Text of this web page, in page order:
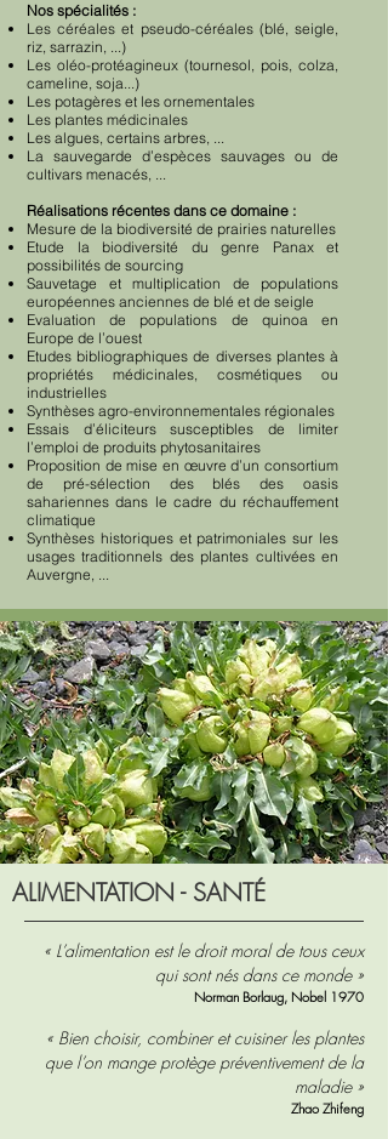
Nos spécialités :
Les céréales et pseudo-céréales (blé, seigle,
riz, sarrazin, ...)
Les oléo-protéagineux (tournesol, pois, colza,
cameline, soja...)
Les potagères et les ornementales
Les plantes médicinales
Les algues, certains arbres, ...
La sauvegarde d’espèces sauvages ou de
cultivars menacés, ...
Réalisations récentes dans ce domaine :
Mesure de la biodiversité de prairies naturelles
Etude la biodiversité du genre Panax et
possibilités de sourcing
Sauvetage et multiplication de populations
européennes anciennes de blé et de seigle
Evaluation de populations de quinoa en
Europe de l’ouest
Etudes bibliographiques de diverses plantes à
propriétés médicinales, cosmétiques ou
industrielles
Synthèses agro-environnementales régionales
Essais d’éliciteurs susceptibles de limiter
l’emploi de produits phytosanitaires
Proposition de mise en œuvre d’un consortium
de pré-sélection des blés des oasis
sahariennes dans le cadre du réchauffement
climatique
Synthèses historiques et patrimoniales sur les
usages traditionnels des plantes cultivées en
Auvergne, ...
« L’alimentation est le droit moral de tous ceux
qui sont nés dans ce monde »
Norman Borlaug, Nobel 1970
« Bien choisir, combiner et cuisiner les plantes
que l’on mange protège préventivement de la
maladie »
Zhao Zhifeng
ALIMENTATION - SANTÉ